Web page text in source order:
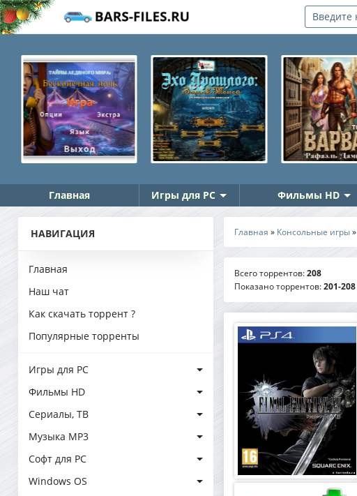
Главная Игры для PC Фильмы HD
НАВИГАЦИЯ
Главная
Наш чат
Как скачать торрент ?
Популярные торренты
Игры для PC
Фильмы HD
Сериалы, ТВ
Музыка MP3
Софт для PC
Windows OS
Главная » Консольные игры»
Всего торрентов:208
Показано торрентов:201-208